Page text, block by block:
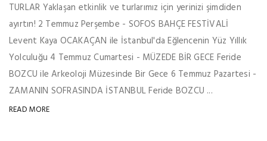
TURLAR Yaklaşan etkinlik ve turlarımız için yerinizi şimdiden
ayırtın! 2 Temmuz Perşembe - SOFOS BAHÇE FESTİVALİ
Levent Kaya OCAKAÇAN ile İstanbul'da Eğlencenin Yüz Yıllık
Yolculuğu 4 Temmuz Cumartesi - MÜZEDE BİR GECE Feride
BOZCU ile Arkeoloji Müzesinde Bir Gece 6 Temmuz Pazartesi -
ZAMANIN SOFRASINDA İSTANBUL Feride BOZCU ...
READ MORE